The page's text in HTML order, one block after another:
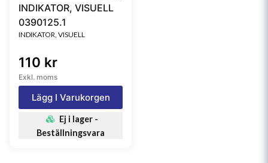
INDIKATOR, VISUELL
0390125.1
INDIKATOR, VISUELL
110 kr
Exkl. moms
Lägg I Varukorgen
Ej i lager -
Beställningsvara